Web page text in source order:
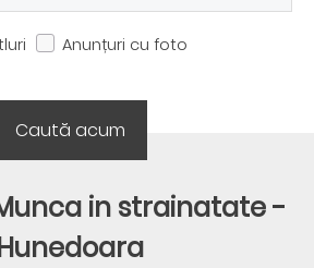
Anunțuri cu foto
in strainatate -